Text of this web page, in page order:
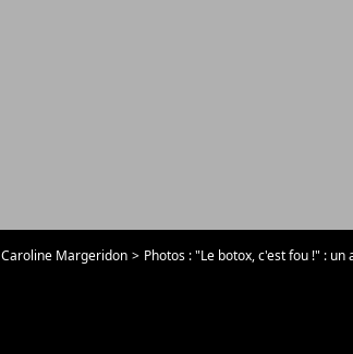
Margeridon Photos : "Le botox, c'est fou !" : un acheteur emblématique d'Affaire conclue dérape